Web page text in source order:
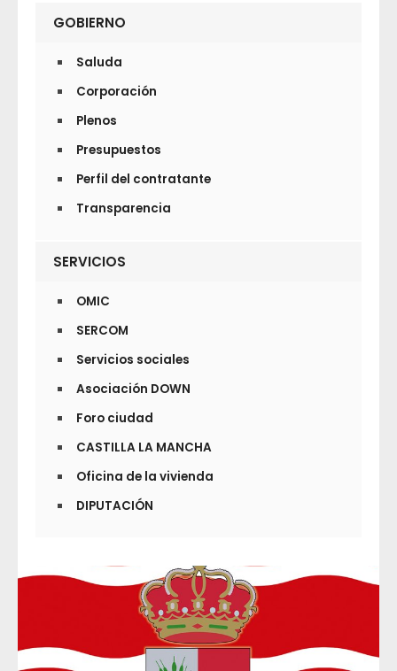
GOBIERNO
Saluda
Corporación
Plenos
Presupuestos
Perfil del contratante
Transparencia
SERVICIOS
OMIC
SERCOM
Servicios sociales
Asociación DOWN
Foro ciudad
CASTILLA LA MANCHA
Oficina de la vivienda
DIPUTACIÓN